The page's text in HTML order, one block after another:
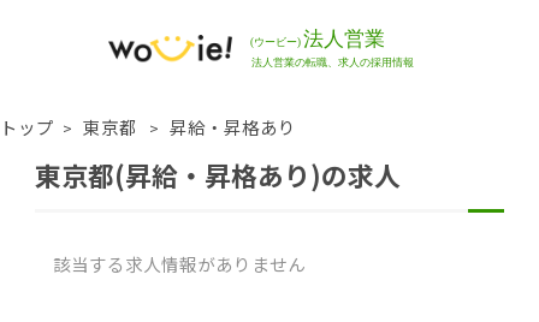
トップ 東京都 昇給・昇格あり
東京都(昇給・昇格あり)の求人
該当する求人情報がありません